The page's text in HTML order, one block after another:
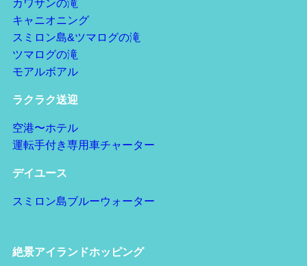
カワサンの滝
キャニオニング
スミロン島&ツマログの滝
ツマログの滝
モアルボアル
ラクラク送迎
空港〜ホテル
運転手付き専用車チャーター
デイユース
スミロン島ブルーウォーター
絶景アイランドホッピング